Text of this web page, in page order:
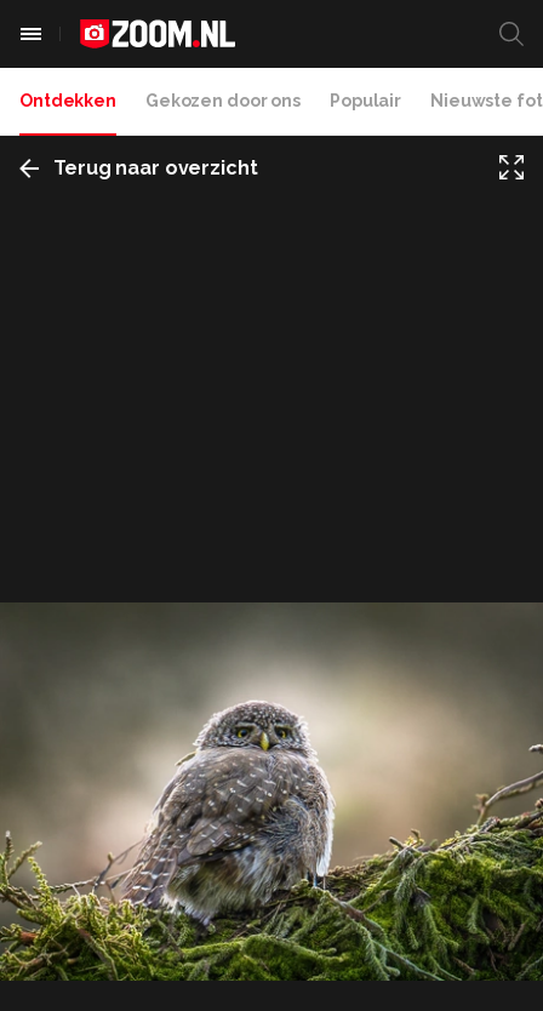
Ontdekken Gekozen door ons Populair Nieuwste
Terug naar overzicht